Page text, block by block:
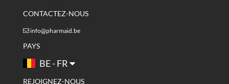
CONTACTEZ-NOUS
info@pharmaid.be
PAYS
BE - FR
REJOIGNEZ-NOUS